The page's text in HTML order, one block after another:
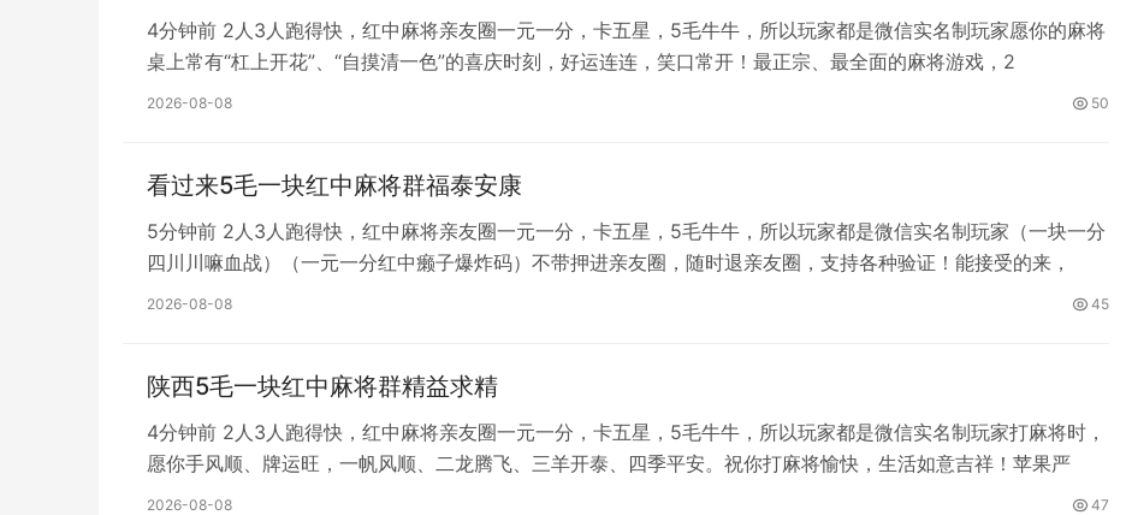
4分钟前 2人3人跑得快，红中麻将亲友圈一元一分，卡五星，5毛牛牛，所以玩家都是微信实名制玩家愿你的麻将
桌上常有“杠上开花”、“自摸清一色”的喜庆时刻，好运连连，笑口常开！最正宗、最全面的麻将游戏，2
2026-08-08 50
看过来5毛一块红中麻将群福泰安康
5分钟前 2人3人跑得快，红中麻将亲友圈一元一分，卡五星，5毛牛牛，所以玩家都是微信实名制玩家（一块一分
四川川嘛血战）（一元一分红中癞子爆炸码）不带押进亲友圈，随时退亲友圈，支持各种验证！能接受的来，
2026-08-08 45
陕西5毛一块红中麻将群精益求精
4分钟前 2人3人跑得快，红中麻将亲友圈一元一分，卡五星，5毛牛牛，所以玩家都是微信实名制玩家打麻将时，
愿你手风顺、牌运旺，一帆风顺、二龙腾飞、三羊开泰、四季平安。祝你打麻将愉快，生活如意吉祥！苹果严
2026-08-08 47